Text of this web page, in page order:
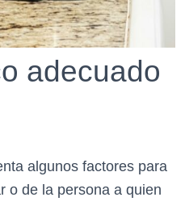
adecuado
algunos factores para
o de la persona a quien